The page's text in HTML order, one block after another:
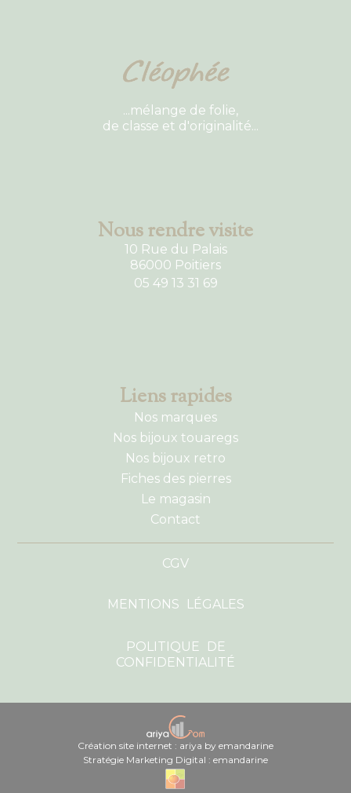
...mélange de folie,
de classe et d'originalité...
Nous rendre visite
10 Rue du Palais
86000 Poitiers
05 49 13 31 69
Liens rapides
Nos marques
Nos bijoux touaregs
Nos bijoux retro
Fiches des pierres
Le magasin
Contact
CGV
MENTIONS LÉGALES
POLITIQUE DE
CONFIDENTIALITÉ
Création site internet : ariya by emandarine
Stratégie Marketing Digital : emandarine